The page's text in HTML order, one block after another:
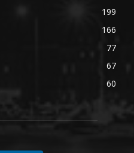
199
166
77
67
60